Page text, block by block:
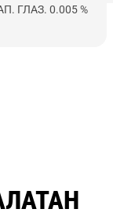
ГЛАЗ. 0.005 %